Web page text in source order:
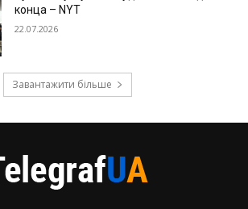
конца – NYT
22.07.2026
Завантажити більше